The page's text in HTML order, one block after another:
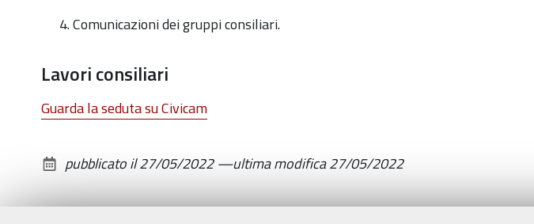
31T22:20:00+02:00
18,00
-
Sala
Comunicazioni dei gruppi consiliari.
Lavori consiliari
Guarda la seduta su Civicam
pubblicato il27/05/2022—ultima modifica27/05/2022